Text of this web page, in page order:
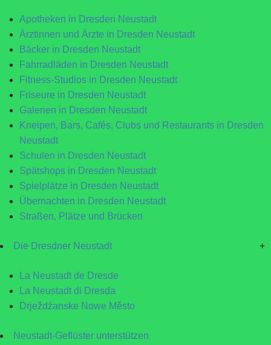
Apotheken in Dresden Neustadt
Ärztinnen und Ärzte in Dresden Neustadt
Bäcker in Dresden Neustadt
Fahrradläden in Dresden Neustadt
Fitness-Studios in Dresden Neustadt
Friseure in Dresden Neustadt
Galerien in Dresden Neustadt
Kneipen, Bars, Cafés, Clubs und Restaurants in Dresden
Neustadt
Schulen in Dresden Neustadt
Spätshops in Dresden Neustadt
Spielplätze in Dresden Neustadt
Übernachten in Dresden Neustadt
Straßen, Plätze und Brücken
Die Dresdner Neustadt +
La Neustadt de Dresde
La Neustadt di Dresda
Drježdźanske Nowe Město
Neustadt-Geflüster unterstützen